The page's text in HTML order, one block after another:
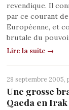
revendique. Il
par ce courant
Européenne, et
brutale du
Lire la suite →
28 septembre 2005,
Une grosse
Qaeda en